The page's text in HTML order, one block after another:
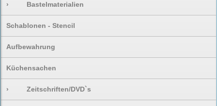
› Bastelmaterialien
Schablonen - Stencil
Aufbewahrung
Küchensachen
› Zeitschriften/DVD`s